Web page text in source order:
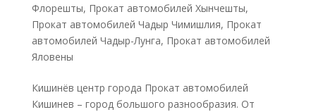
Флорешты, Прокат автомобилей Хынчешты,
Прокат автомобилей Чадыр Чимишлия, Прокат
автомобилей Чадыр-Лунга, Прокат автомобилей
Яловены
Кишинёв центр города Прокат автомобилей
Кишинев – город большого разнообразия. От